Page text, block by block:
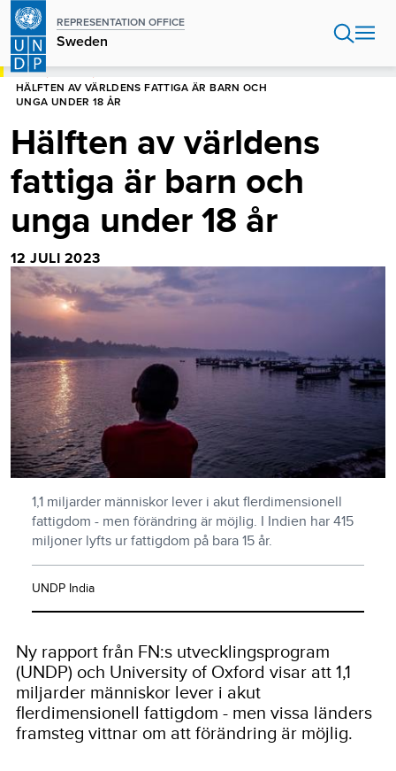
Hoppa
huvudinnehåll
REPRESENTATION OFFICE
Sweden
HEMSWEDEN
HÄLFTEN AV VÄRLDENS FATTIGA ÄR BARN OCH
UNGA UNDER 18 ÅR
Hälften av världens
fattiga är barn och
unga under 18 år
12 JULI 2023
1,1 miljarder människor lever i akut flerdimensionell
fattigdom - men förändring är möjlig. I Indien har 415
miljoner lyfts ur fattigdom på bara 15 år.
UNDP India
Ny rapport från FN:s utvecklingsprogram
(UNDP) och University of Oxford visar att 1,1
miljarder människor lever i akut
flerdimensionell fattigdom - men vissa länders
framsteg vittnar om att förändring är möjlig.